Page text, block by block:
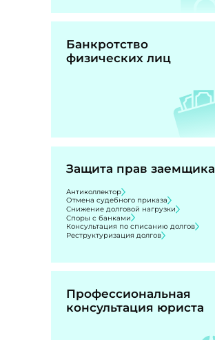
Банкротство
физических лиц
Защита прав заемщика
Антиколлектор
Отмена судебного приказа
Снижение долговой нагрузки
Споры с банками
Консультация по списанию долгов
Реструктуризация долгов
Профессиональная
консультация юриста